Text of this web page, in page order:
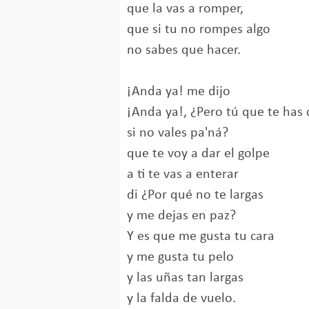
que la vas a romper,
que si tu no rompes algo
no sabes que hacer.
¡Anda ya! me dijo
¡Anda ya!, ¿Pero tú que te has
si no vales pa'ná?
que te voy a dar el golpe
a ti te vas a enterar
di ¿Por qué no te largas
y me dejas en paz?
Y es que me gusta tu cara
y me gusta tu pelo
y las uñas tan largas
y la falda de vuelo.